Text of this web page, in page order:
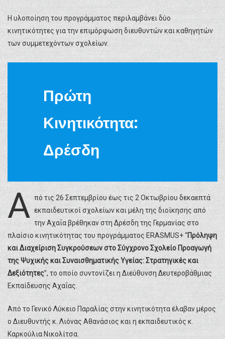
Η υλοποίηση του προγράμματος περιλαμβάνει δύο
κινητικότητες για την επιμόρφωση διευθυντών και καθηγητών
των συμμετεχόντων σχολείων.
Πρώτη
Κινητικότητα:
Δρέσδη
Α πό τις 26 Σεπτεμβρίου έως τις 2 Οκτωβρίου δεκαεπτά
εκπαιδευτικοί σχολείων και μέλη της διοίκησης από
την Αχαΐα βρέθηκαν στη Δρέσδη της Γερμανίας στο
πλαίσιο κινητικότητας του προγράμματος ERASMUS+ “Πρόληψη
και Διαχείριση Συγκρούσεων στο Σύγχρονο Σχολείο Προαγωγή
της Ψυχικής και Συναισθηματικής Υγείας: Στρατηγικές και
Δεξιότητες”, το οποίο συντονίζει η Διεύθυνση Δευτεροβάθμιας
Εκπαίδευσης Αχαΐας.
Από το Γενικό Λύκειο Παραλίας στην κινητικότητα έλαβαν μέρος
ο Διευθυντής κ. Λιόνας Αθανάσιος και η εκπαιδευτικός κ.
Καρκούλια Νικολίτσα.